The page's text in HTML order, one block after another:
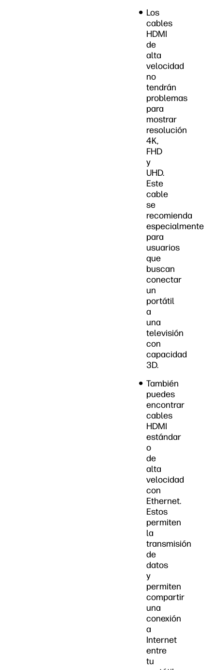
Los
cables
HDMI
de
alta
velocidad
no
tendrán
problemas
para
mostrar
resolución
4K,
FHD
y
UHD.
Este
cable
se
recomienda
especialmente
para
usuarios
que
buscan
conectar
un
portátil
a
una
televisión
con
capacidad
3D.
También
puedes
encontrar
cables
HDMI
estándar
o
de
alta
velocidad
con
Ethernet.
Estos
permiten
la
transmisión
de
datos
y
permiten
compartir
una
conexión
a
Internet
entre
tu